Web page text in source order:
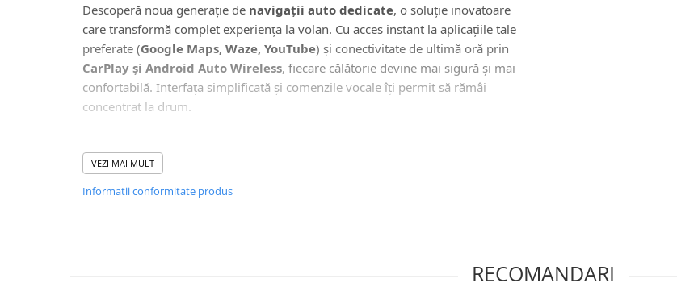
Navigatii Land Rover
Navigatii Iveco
Navigatii Chrysler
Navigatie universala
Navigatii 2 DIN
Navigatii 1 DIN
Descoperă noua generație de navigații auto dedicate, o soluție inovatoare
care transformă complet experiența la volan. Cu acces instant la aplicațiile tale
preferate (Google Maps, Waze, YouTube) și conectivitate de ultimă oră prin
CarPlay și Android Auto Wireless, fiecare călătorie devine mai sigură și mai
confortabilă. Interfața simplificată și comenzile vocale îți permit să rămâi
concentrat la drum.
VEZI MAI MULT
Informatii conformitate produs
RECOMANDARI